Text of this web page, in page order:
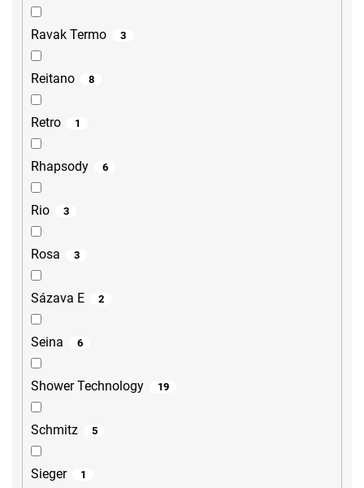
Ravak Termo 3
Reitano 8
Retro 1
Rhapsody 6
Rio 3
Rosa 3
Sázava E 2
Seina 6
Shower Technology 19
Schmitz 5
Sieger 1